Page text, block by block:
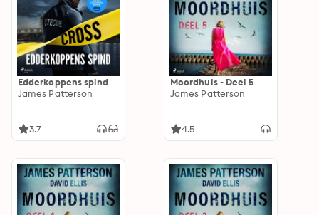
Edderkoppens spind
James Patterson
3.7
Moordhuis - Deel 5
James Patterson
4.5